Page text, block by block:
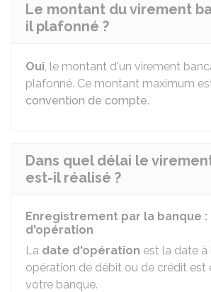
Le montant du virement
il plafonné ?
Oui, le montant d'un virement
plafonné. Ce montant maximum
convention de compte.
Dans quel délai le
est-il réalisé ?
Enregistrement par la banque :
d'opération
La date d'opération est la date à
opération de débit ou de crédit est
votre banque.